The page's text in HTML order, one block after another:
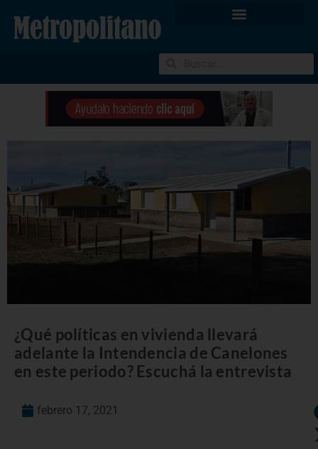
¿Qué políticas en vivienda llevará
adelante la Intendencia de Canelones
en este periodo? Escuchá la entrevista
febrero 17, 2021